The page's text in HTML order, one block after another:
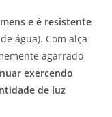
e é resistente
água). Com alça
agarrado
exercendo
de luz